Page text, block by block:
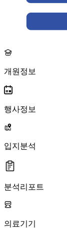
개원정보
행사정보
입지분석
분석리포트
의료기기